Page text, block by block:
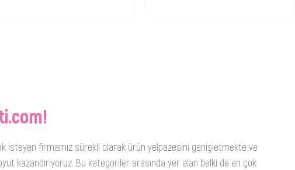
isteyen firmamız sürekli olarak ürün yelpazesini genişletmekte ve
kazandırıyoruz. Bu kategoriler arasında yer alan belki de en çok